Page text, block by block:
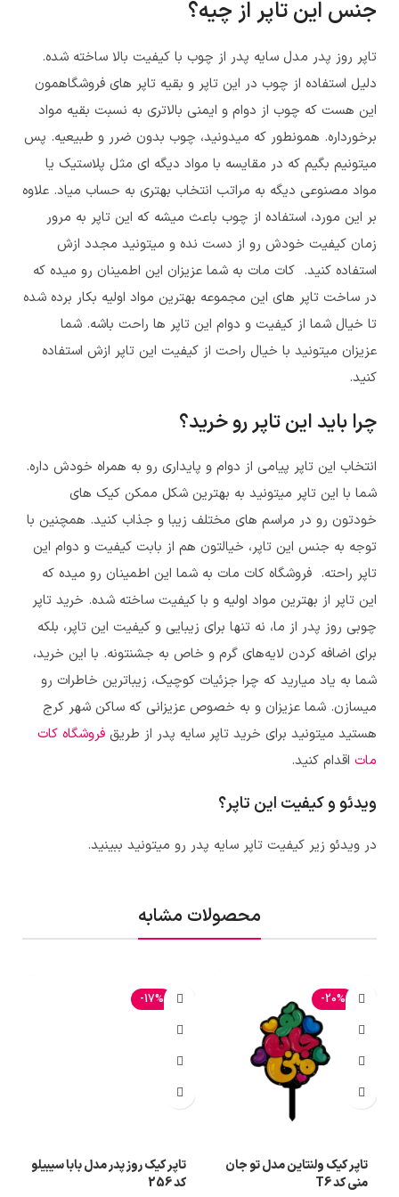
جنس این تاپر از چیه؟
تاپر روز پدر مدل سایه پدر از چوب با کیفیت بالا ساخته شده.
دلیل استفاده از چوب در این تاپر و بقیه تاپر های فروشگاهمون
این هست که چوب از دوام و ایمنی بالاتری به نسبت بقیه مواد
برخورداره. همونطور که میدونید، چوب بدون ضرر و طبیعیه. پس
میتونیم بگیم که در مقایسه با مواد دیگه ای مثل پلاستیک یا
مواد مصنوعی دیگه به مراتب انتخاب بهتری به حساب میاد. علاوه
بر این مورد، استفاده از چوب باعث میشه که این تاپر به مرور
زمان کیفیت خودش رو از دست نده و میتونید مجدد ازش
استفاده کنید. کات مات به شما عزیزان این اطمینان رو میده که
در ساخت تاپر های این مجموعه بهترین مواد اولیه بکار برده شده
تا خیال شما از کیفیت و دوام این تاپر ها راحت باشه. شما
عزیزان میتونید با خیال راحت از کیفیت این تاپر ازش استفاده
کنید.
چرا باید این تاپر رو خرید؟
انتخاب این تاپر پیامی از دوام و پایداری رو به همراه خودش داره.
شما با این تاپر میتونید به بهترین شکل ممکن کیک های
خودتون رو در مراسم های مختلف زیبا و جذاب کنید. همچنین با
توجه به جنس این تاپر، خیالتون هم از بابت کیفیت و دوام این
تاپر راحته. فروشگاه کات مات به شما این اطمینان رو میده که
این تاپر از بهترین مواد اولیه و با کیفیت ساخته شده. خرید تاپر
چوبی روز پدر از ما، نه تنها برای زیبایی و کیفیت این تاپر، بلکه
برای اضافه کردن لایه‌های گرم و خاص به جشنتونه. با این خرید،
شما به یاد میارید که چرا جزئیات کوچیک، زیباترین خاطرات رو
میسازن. شما عزیزان و به خصوص عزیزانی که ساکن شهر کرج
هستید میتونید برای خرید تاپر سایه پدر از طریق فروشگاه کات
مات اقدام کنید.
ویدئو و کیفیت این تاپر؟
در ویدئو زیر کیفیت تاپر سایه پدر رو میتونید ببینید.
محصولات مشابه
-20%
تاپر کیک ولنتاین مدل تو جان
منی کد T6
-17%
تاپر کیک روز پدر مدل بابا سیبیلو
کد 256